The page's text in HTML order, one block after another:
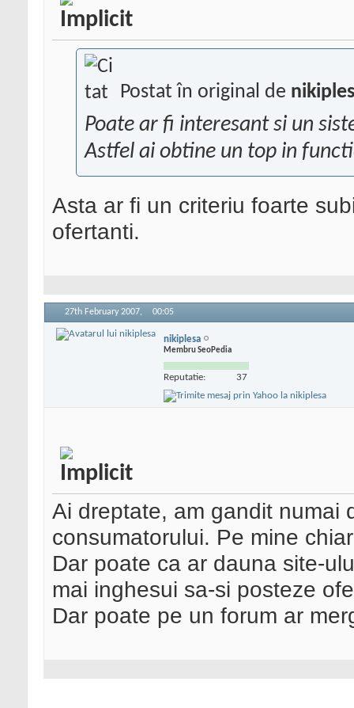
Postat în original de
Poate ar fi interesant si un
Astfel ai obtine un top in
Asta ar fi un criteriu foarte
ofertanti.
27th February 2007, 00:05
nikiplesa
Membru SeoPedia
Reputatie: 37
Ai dreptate, am gandit numai
consumatorului. Pe mine
Dar poate ca ar dauna site-
mai inghesui sa-si posteze
Dar poate pe un forum ar